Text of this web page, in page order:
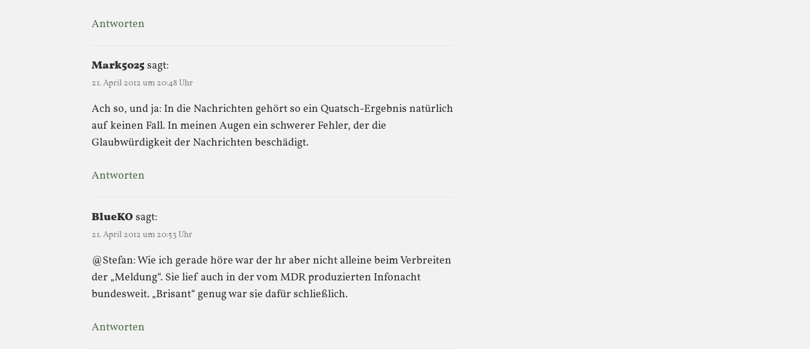
Antworten
Mark5025 sagt:
21. April 2012 um 20:48 Uhr
Ach so, und ja: In die Nachrichten gehört so ein Quatsch-Ergebnis natürlich
auf keinen Fall. In meinen Augen ein schwerer Fehler, der die
Glaubwürdigkeit der Nachrichten beschädigt.
Antworten
BlueKO sagt:
21. April 2012 um 20:53 Uhr
@Stefan: Wie ich gerade höre war der hr aber nicht alleine beim Verbreiten
der „Meldung“. Sie lief auch in der vom MDR produzierten Infonacht
bundesweit. „Brisant“ genug war sie dafür schließlich.
Antworten